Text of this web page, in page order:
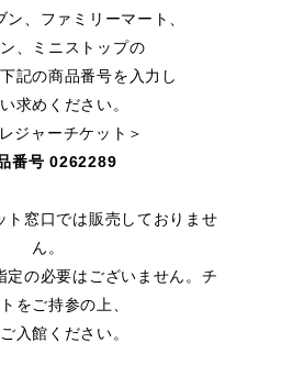
ン、ファミリーマート、
、ミニストップの
記の商品番号を入力し
求めください。
ジャーチケット＞
番号 0262289
窓口では販売しておりませ
ん。
の必要はございません。チ
をご持参の上、
入館ください。